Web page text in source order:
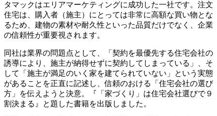
タマックはエリアマーケティングに成功した一社です。注文
住宅は、購入者（施主）にとっては非常に高額な買い物とな
るため、建物の素材や耐久性といった品質だけでなく、企業
の信頼性が重要視されます。
同社は業界の問題点として、「契約を最優先する住宅会社の
誘導により、施主が納得せずに契約してしまっている」、そ
して「施主が満足のいく家を建てられていない」という実態
があることを正直に記述し、信頼のおける「住宅会社の選び
方」を伝えようと決意。『「家づくり」は住宅会社選びで９
割決まる』と題した書籍を出版しました。